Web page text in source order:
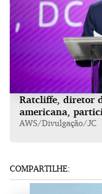
Ratcliffe, diretor
americana,
AWS/Divulgação/JC
COMPARTILHE: